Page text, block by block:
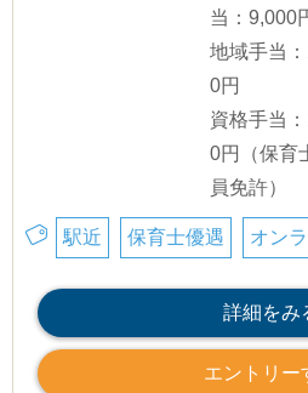
当：9,000
地域手当
0円
資格手当
0円（保育
員免許）
駅近 保育士優遇 オン
詳細をみ
エントリー